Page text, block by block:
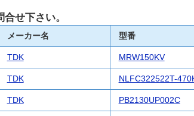
合せ下さい。
メーカー名 型番
TDK MRW150KV
TDK NLFC322522T-
TDK PB2130UP002C